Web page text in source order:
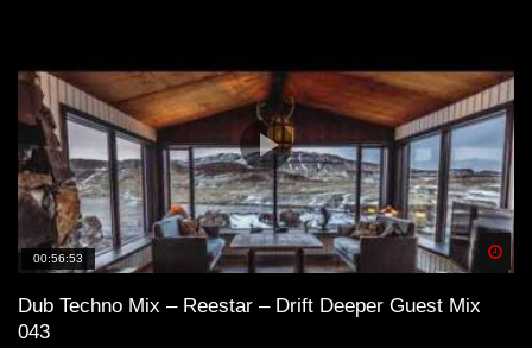
00:56:53
Dub Techno Mix – Reestar – Drift Deeper Guest Mix
043